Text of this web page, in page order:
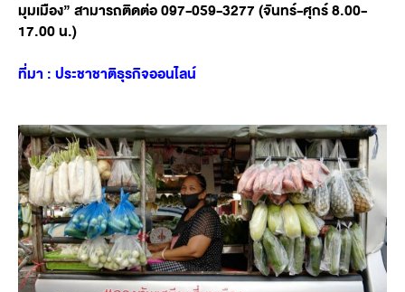
มุมเมือง” สามารถติดต่อ 097-059-3277 (จันทร์-ศุกร์ 8.00-
17.00 น.)
ที่มา : ประชาชาติธุรกิจออนไลน์